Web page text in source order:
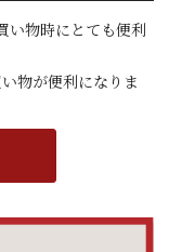
い物時にとても便利
物が便利になりま